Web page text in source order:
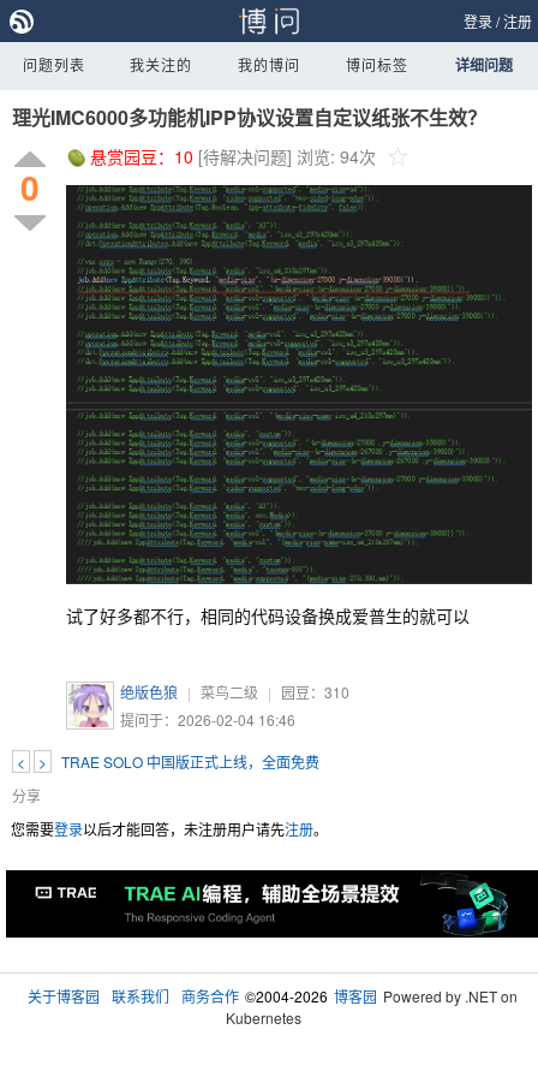
登录/注册
问题列表 我关注的 我的博问 博问标签 详细问题
理光IMC6000多功能机IPP协议设置自定议纸张不生效？
0
悬赏园豆： 10 [待解决问题] 浏览: 94次
试了好多都不行，相同的代码设备换成爱普生的就可以
绝版色狼 | 菜鸟二级 | 园豆： 310
提问于：2026-02-04 16:46
< >
TRAE SOLO 中国版正式上线，全面免费
分享
您需要登录以后才能回答，未注册用户请先注册。
关于博客园 联系我们 商务合作 ©2004-2026 博客园 Powered by .NET on
Kubernetes